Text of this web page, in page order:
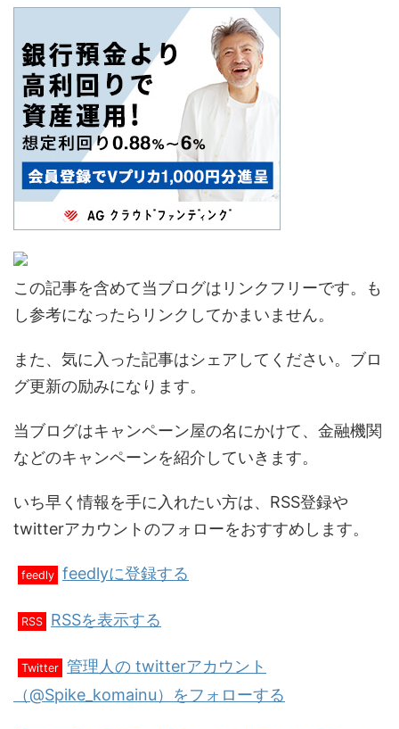
この記事を含めて当ブログはリンクフリーです。も
し参考になったらリンクしてかまいません。
また、気に入った記事はシェアしてください。ブロ
グ更新の励みになります。
当ブログはキャンペーン屋の名にかけて、金融機関
などのキャンペーンを紹介していきます。
いち早く情報を手に入れたい方は、RSS登録や
twitterアカウントのフォローをおすすめします。
feedly feedlyに登録する
RSS RSSを表示する
Twitter 管理人の twitterアカウント
（@Spike_komainu）をフォローする